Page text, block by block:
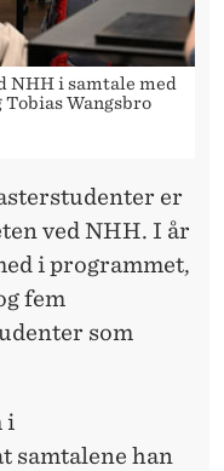
i samtale med
Wangsbro
er
ved NHH. I år
i programmet,
fem
som
i
samtalene han